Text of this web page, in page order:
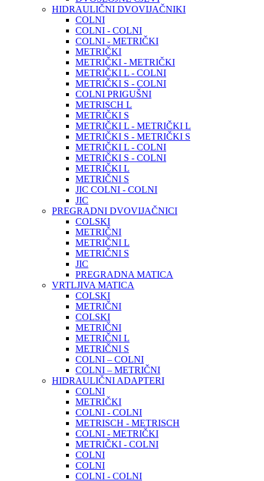
HIDRAULIČNI DVOVIJAČNIKI
COLNI
COLNI - COLNI
COLNI - METRIČKI
METRIČKI
METRIČKI - METRIČKI
METRIČKI L - COLNI
METRIČKI S - COLNI
COLNI PRIGUŠNI
METRISCH L
METRIČKI S
METRIČKI L - METRIČKI L
METRIČKI S - METRIČKI S
METRIČKI L - COLNI
METRIČKI S - COLNI
METRIČKI L
METRIČNI S
JIC COLNI - COLNI
JIC
PREGRADNI DVOVIJAČNICI
COLSKI
METRIČNI
METRIČNI L
METRIČNI S
JIC
PREGRADNA MATICA
VRTLJIVA MATICA
COLSKI
METRIČNI
COLSKI
METRIČNI
METRIČNI L
METRIČNI S
COLNI – COLNI
COLNI – METRIČNI
HIDRAULIČNI ADAPTERI
COLNI
METRIČKI
COLNI - COLNI
METRISCH - METRISCH
COLNI - METRIČKI
METRIČKI - COLNI
COLNI
COLNI
COLNI - COLNI